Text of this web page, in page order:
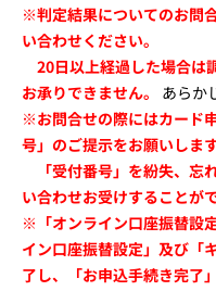
※判定結果についてのお問
い合わせください。
20日以上経過した場合は
お承りできません。
あらか
※お問合せの際にはカード
号」のご提示をお願いします
「受付番号」を紛失、忘
い合わせお受けすることが
※ 「オンライン口座振替設
イン口座振替設定」及び「
了し、
「お申込手続き完